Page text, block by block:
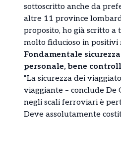
sottoscritto anche da
altre 11 province
proposito, ho già scritto a
molto fiducioso in positivi
Fondamentale
personale, bene
“La sicurezza dei
viaggiante – conclude De
negli scali ferroviari è
Deve assolutamente